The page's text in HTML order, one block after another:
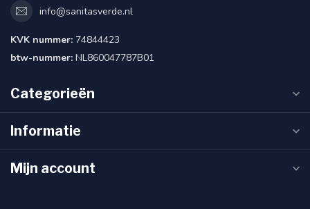
info@sanitasverde.nl
KVK nummer: 74844423
btw-nummer: NL860047787B01
Categorieën
Informatie
Mijn account